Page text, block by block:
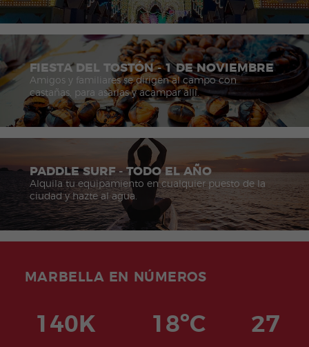
FIESTA DEL TOSTÓN - 1 DE NOVIEMBRE
Amigos y familiares se dirigen al campo con
castañas, para asarlas y acampar allí.
PADDLE SURF - TODO EL AÑO
Alquila tu equipamiento en cualquier puesto de la
ciudad y hazte al agua.
MARBELLA EN NÚMEROS
140K 18ºC 27